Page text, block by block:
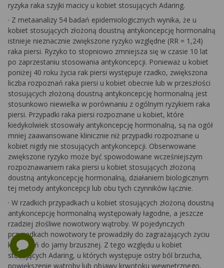
ryzyka raka szyjki macicy u kobiet stosujących Adaring.
· Z metaanalizy 54 badań epidemiologicznych wynika, że u
kobiet stosujących złożoną doustną antykoncepcję hormonalną
istnieje nieznacznie zwiększone ryzyko względne (RR = 1,24)
raka piersi. Ryzyko to stopniowo zmniejsza się w czasie 10 lat
po zaprzestaniu stosowania antykoncepcji. Ponieważ u kobiet
poniżej 40 roku życia rak piersi występuje rzadko, zwiększona
liczba rozpoznań raka piersi u kobiet obecnie lub w przeszłości
stosujących złożoną doustną antykoncepcję hormonalną jest
stosunkowo niewielka w porównaniu z ogólnym ryzykiem raka
piersi. Przypadki raka piersi rozpoznane u kobiet, które
kiedykolwiek stosowały antykoncepcję hormonalną, są na ogół
mniej zaawansowane klinicznie niż przypadki rozpoznane u
kobiet nigdy nie stosujących antykoncepcji. Obserwowane
zwiększone ryzyko może być spowodowane wcześniejszym
rozpoznawaniem raka piersi u kobiet stosujących złożoną
doustną antykoncepcję hormonalną, działaniem biologicznym
tej metody antykoncepcji lub obu tych czynników łącznie.
· W rzadkich przypadkach u kobiet stosujących złożoną doustną
antykoncepcję hormonalną występowały łagodne, a jeszcze
rzadziej złośliwe nowotwory wątroby. W pojedynczych
przypadkach nowotwory te prowadziły do zagrażających życiu
krwawień do jamy brzusznej. Z tego względu u kobiet
stosujących Adaring, u których występuje ostry ból brzucha,
powiększenie wątroby lub objawy krwotoku wewnętrznego,